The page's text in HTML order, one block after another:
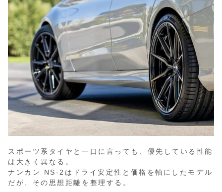
スポーツ系タイヤと一口に言っても、優先している性能
は大きく異なる。
ナンカン NS-2はドライ安定性と価格を軸にしたモデル
だが、その思想距離を整理する。